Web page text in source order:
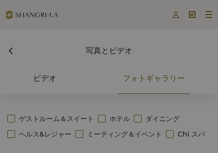
  
写真とビデオ
ビデオ フォトギャラリー
ゲストルーム＆スイート ホテル
ダイニング
ヘルス&レジャー
ミーティング＆イベント Chi スパ